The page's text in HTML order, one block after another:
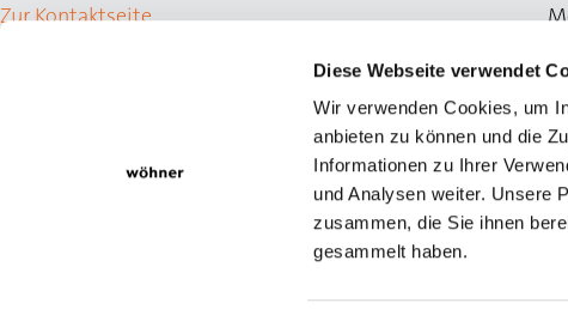
Diese Webseite verwendet
Wir verwenden Cookies, um
anbieten zu können und die
Informationen zu Ihrer
und Analysen weiter. Unsere
zusammen, die Sie ihnen
gesammelt haben.
Zur Kontaktseite